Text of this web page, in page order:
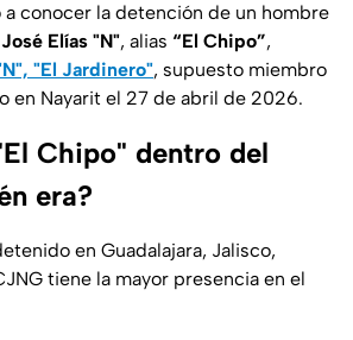
a conocer la detención de un hombre
José Elías "N", alias “El Chipo”,
"El Jardinero", supuesto miembro
en Nayarit el 27 de abril de 2026.
Chipo" dentro del
era?
en Guadalajara, Jalisco,
tiene la mayor presencia en el